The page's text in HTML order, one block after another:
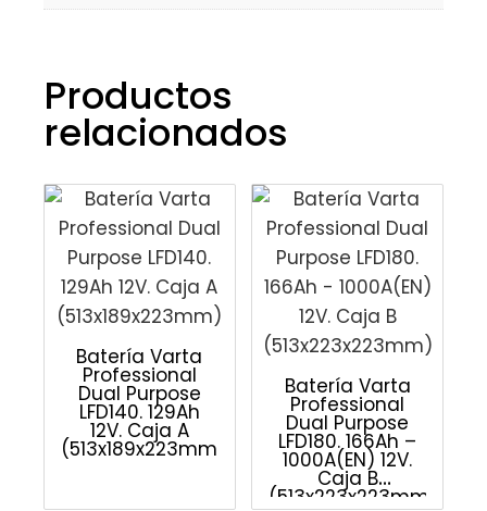
Productos
relacionados
Batería Varta
Professional
Dual Purpose
LFD140. 129Ah
12V. Caja A
(513x189x223mm)
Batería Varta
Professional
Dual Purpose
LFD180. 166Ah –
1000A(EN) 12V.
Caja B
(513x223x223mm)